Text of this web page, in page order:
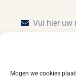
Mogen we cookies